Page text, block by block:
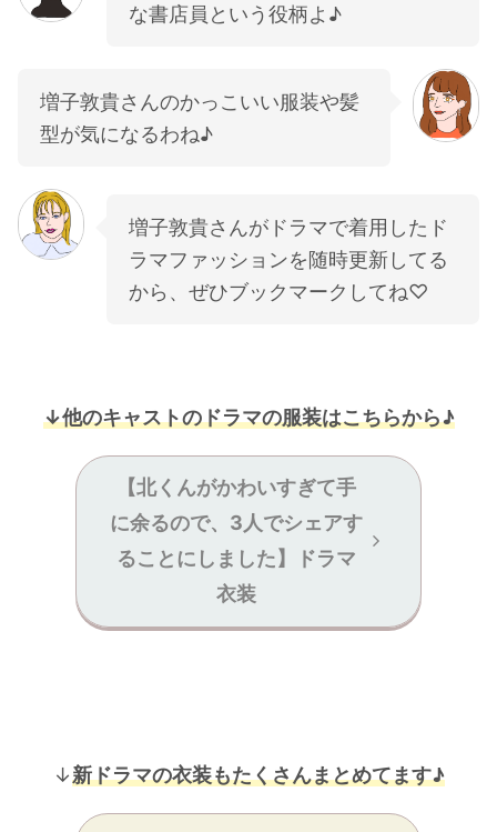
な書店員という役柄よ♪
増子敦貴さんのかっこいい服装や髪
型が気になるわね♪
増子敦貴さんがドラマで着用したド
ラマファッションを随時更新してる
から、ぜひブックマークしてね♡
↓他のキャストのドラマの服装はこちらから♪
【北くんがかわいすぎて手
に余るので、3人でシェアす
ることにしました】ドラマ
衣装
↓新ドラマの衣装もたくさんまとめてます♪